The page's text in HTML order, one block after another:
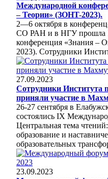
Международной
– Теории» (ЗОНT-2023).
2—6 октября в
СО РАН и в НГУ прошла
конференция «Знания –
2023). Сотрудники
27.09.2023
Сотрудники Института
приняли участие в
26-27 сентября в
состоялись IX
Центральная тема
образование и
образовательных
23.09.2023